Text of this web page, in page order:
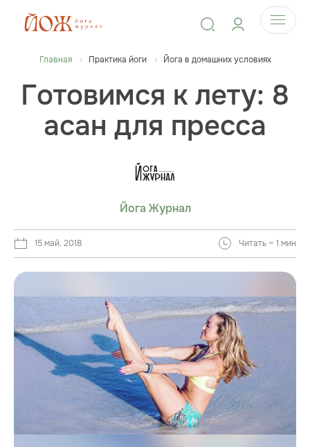
Главная Практика йоги Йога в домашних условиях
Готовимся к лету: 8
асан для пресса
Йога Журнал
15 май. 2018 Читать ~ 1 мин